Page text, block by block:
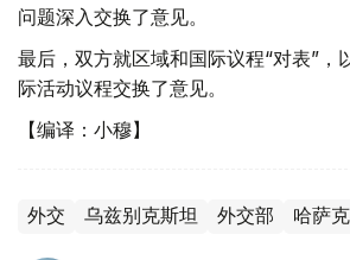
问题深入交换了意见。
最后，双方就区域和国际议程“对表”，
际活动议程交换了意见。
【编译：小穆】
外交 乌兹别克斯坦 外交部 哈萨